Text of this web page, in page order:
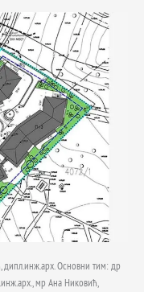
Основни тим: др
мр Ана Никовић,